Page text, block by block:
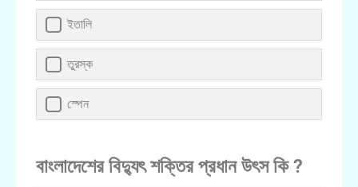
ইতালি
তুরস্ক
স্পেন
বাংলাদেশের বিদ্যুৎ শক্তির প্রধান উৎস কি ?